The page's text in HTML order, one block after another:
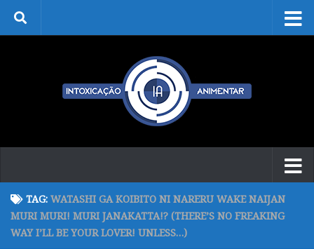
Skip to content
TAG: WATASHI GA KOIBITO NI NARERU WAKE NAIJAN
MURI MURI! MURI JANAKATTA!? (THERE’S NO FREAKING
WAY I’LL BE YOUR LOVER! UNLESS…)